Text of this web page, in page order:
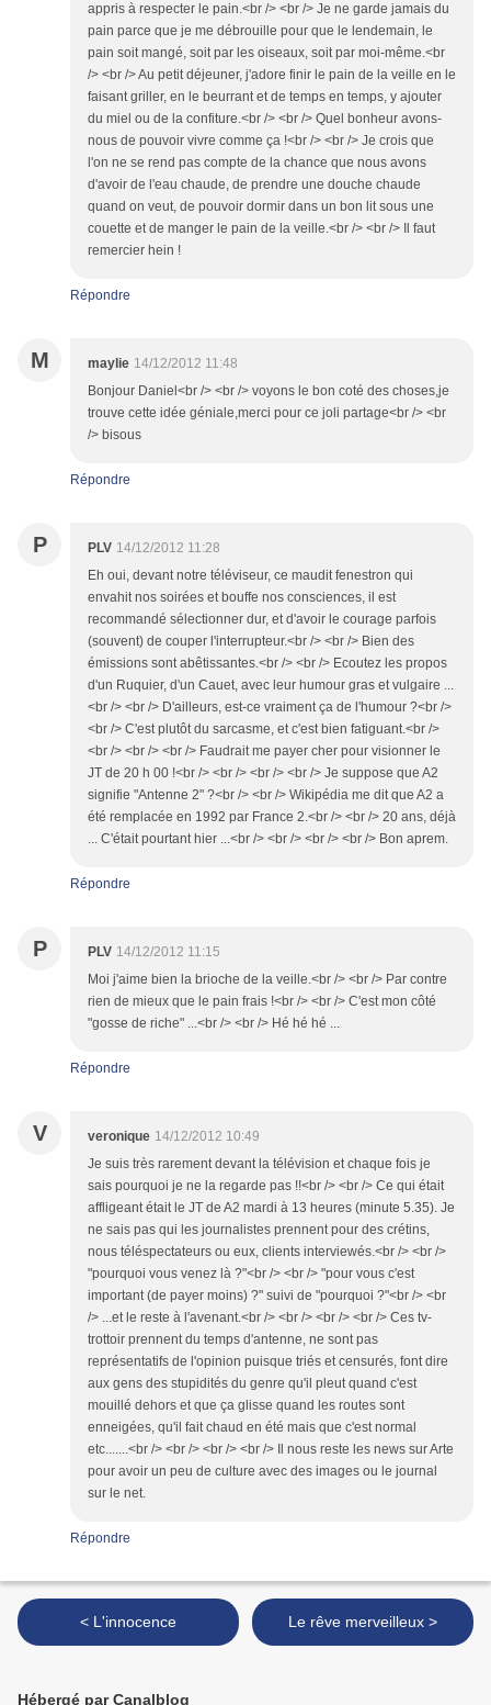
appris à respecter le pain.<br /> <br /> Je ne garde jamais du
pain parce que je me débrouille pour que le lendemain, le
pain soit mangé, soit par les oiseaux, soit par moi-même.<br
/> <br /> Au petit déjeuner, j'adore finir le pain de la veille en le
faisant griller, en le beurrant et de temps en temps, y ajouter
du miel ou de la confiture.<br /> <br /> Quel bonheur avons-
nous de pouvoir vivre comme ça !<br /> <br /> Je crois que
l'on ne se rend pas compte de la chance que nous avons
d'avoir de l'eau chaude, de prendre une douche chaude
quand on veut, de pouvoir dormir dans un bon lit sous une
couette et de manger le pain de la veille.<br /> <br /> Il faut
remercier hein !
Répondre
M maylie 14/12/2012 11:48
Bonjour Daniel<br /> <br /> voyons le bon coté des choses,je
trouve cette idée géniale,merci pour ce joli partage<br /> <br
/> bisous
Répondre
P PLV 14/12/2012 11:28
Eh oui, devant notre téléviseur, ce maudit fenestron qui
envahit nos soirées et bouffe nos consciences, il est
recommandé sélectionner dur, et d'avoir le courage parfois
(souvent) de couper l'interrupteur.<br /> <br /> Bien des
émissions sont abêtissantes.<br /> <br /> Ecoutez les propos
d'un Ruquier, d'un Cauet, avec leur humour gras et vulgaire ...
<br /> <br /> D'ailleurs, est-ce vraiment ça de l'humour ?<br />
<br /> C'est plutôt du sarcasme, et c'est bien fatiguant.<br />
<br /> <br /> <br /> Faudrait me payer cher pour visionner le
JT de 20 h 00 !<br /> <br /> <br /> <br /> Je suppose que A2
signifie "Antenne 2" ?<br /> <br /> Wikipédia me dit que A2 a
été remplacée en 1992 par France 2.<br /> <br /> 20 ans, déjà
... C'était pourtant hier ...<br /> <br /> <br /> <br /> Bon aprem.
Répondre
P PLV 14/12/2012 11:15
Moi j'aime bien la brioche de la veille.<br /> <br /> Par contre
rien de mieux que le pain frais !<br /> <br /> C'est mon côté
"gosse de riche" ...<br /> <br /> Hé hé hé ...
Répondre
V veronique 14/12/2012 10:49
Je suis très rarement devant la télévision et chaque fois je
sais pourquoi je ne la regarde pas !!<br /> <br /> Ce qui était
affligeant était le JT de A2 mardi à 13 heures (minute 5.35). Je
ne sais pas qui les journalistes prennent pour des crétins,
nous téléspectateurs ou eux, clients interviewés.<br /> <br />
"pourquoi vous venez là ?"<br /> <br /> "pour vous c'est
important (de payer moins) ?" suivi de "pourquoi ?"<br /> <br
/> ...et le reste à l'avenant.<br /> <br /> <br /> <br /> Ces tv-
trottoir prennent du temps d'antenne, ne sont pas
représentatifs de l'opinion puisque triés et censurés, font dire
aux gens des stupidités du genre qu'il pleut quand c'est
mouillé dehors et que ça glisse quand les routes sont
enneigées, qu'il fait chaud en été mais que c'est normal
etc.......<br /> <br /> <br /> <br /> Il nous reste les news sur Arte
pour avoir un peu de culture avec des images ou le journal
sur le net.
Répondre
< L'innocence Le rêve merveilleux >
Hébergé par Canalblog